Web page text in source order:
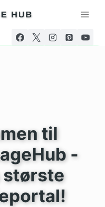
HUB
til
-
største